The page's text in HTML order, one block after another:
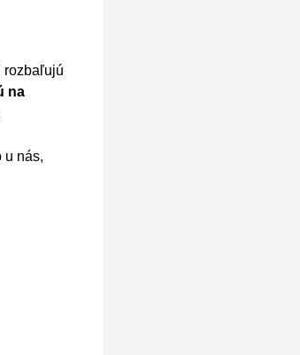
rozbaľujú
na
u nás,